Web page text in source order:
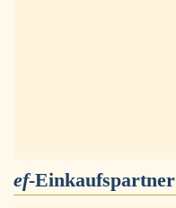
ef-Einkaufspartner